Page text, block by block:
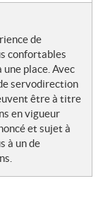
de
confortables
place. Avec
servodirection
être à titre
en vigueur
et sujet à
à un de